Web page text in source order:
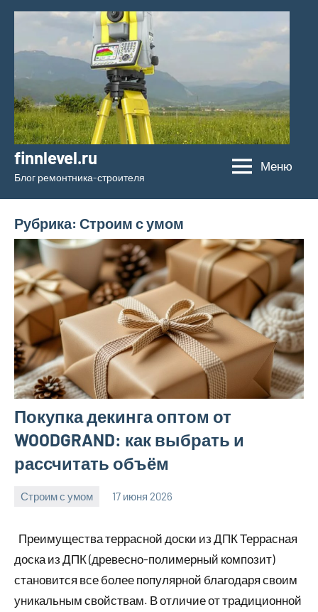
Перейти
содержимому
finnlevel.ru
Блог ремонтника-строителя
Меню
Рубрика: Строим с умом
Покупка декинга оптом от
WOODGRAND: как выбрать и
рассчитать объём
Строим с умом 17 июня 2026
Avtor
Преимущества террасной доски из ДПК Террасная
доска из ДПК (древесно-полимерный композит)
становится все более популярной благодаря своим
уникальным свойствам. В отличие от традиционной